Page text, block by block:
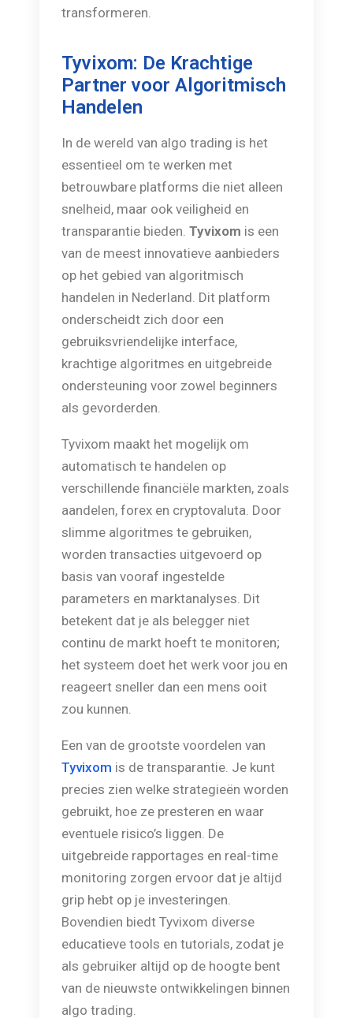
transformeren.
Tyvixom: De Krachtige
Partner voor Algoritmisch
Handelen
In de wereld van algo trading is het
essentieel om te werken met
betrouwbare platforms die niet alleen
snelheid, maar ook veiligheid en
transparantie bieden. Tyvixom is een
van de meest innovatieve aanbieders
op het gebied van algoritmisch
handelen in Nederland. Dit platform
onderscheidt zich door een
gebruiksvriendelijke interface,
krachtige algoritmes en uitgebreide
ondersteuning voor zowel beginners
als gevorderden.
Tyvixom maakt het mogelijk om
automatisch te handelen op
verschillende financiële markten, zoals
aandelen, forex en cryptovaluta. Door
slimme algoritmes te gebruiken,
worden transacties uitgevoerd op
basis van vooraf ingestelde
parameters en marktanalyses. Dit
betekent dat je als belegger niet
continu de markt hoeft te monitoren;
het systeem doet het werk voor jou en
reageert sneller dan een mens ooit
zou kunnen.
Een van de grootste voordelen van
Tyvixom is de transparantie. Je kunt
precies zien welke strategieën worden
gebruikt, hoe ze presteren en waar
eventuele risico’s liggen. De
uitgebreide rapportages en real-time
monitoring zorgen ervoor dat je altijd
grip hebt op je investeringen.
Bovendien biedt Tyvixom diverse
educatieve tools en tutorials, zodat je
als gebruiker altijd op de hoogte bent
van de nieuwste ontwikkelingen binnen
algo trading.